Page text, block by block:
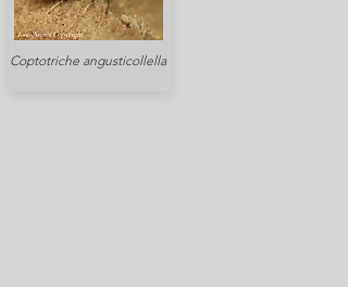
Coptotriche angusticollella